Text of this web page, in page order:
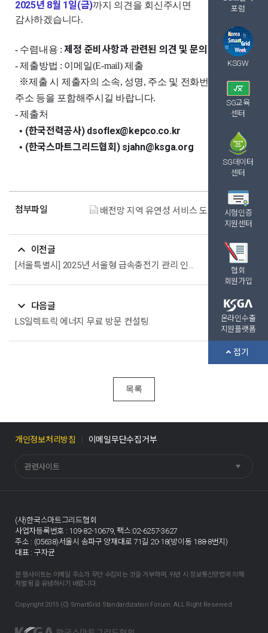
포럼
KSGW
SG교육
센터
SG데이터
센터
시험인증
지원센터
협회
회원가입
온라인수출
지원플랫폼
접기
2025년 8월 1일(금)까지 의견을 회신주시면
감사하겠습니다.
- 수렴내용 :제정 준비사항과 관련된 의견 및 문의사항
- 제출방법 : 이메일(E-mail) 제출
※제출 시 제출자의 소속, 성명, 주소 및 전화번호, 이메일
주소 등을 포함해주시길 바랍니다.
- 제출처
• (한국전력공사) dsoflex@kepco.co.kr
• (한국스마트그리드협회) sjahn@ksga.org
첨부파일 배전망 지역 유연성 서비스 도입을 위한 운영 규칙 및 DSO-VPP간 시스템 연계기준 제정 관련파일.zip (15.5M)
이전글
[서울특별시] 2025년 서울형 급속충전기 관리 인증제 인증 참여신청 공고(2025.06.26~07.11)
다음글
LS일렉트릭 에너지 무료 방문 컨설팅
목록
개인정보처리방침 이메일무단수집거부
관련사이트
(사)한국스마트그리드협회
사업자등록번호 : 109-82-10679, 팩스:02-6257-3627
주소 : (05638)서울시 송파구 양재대로 71길 20-18(방이동 188-8번지)
대표 : 구자균
본 웹사이트는 이메일 주소가 무단 수집되는 것을 거부하며, 위반 시 정보통신망법에 의해
처벌 됨을 유념하시기 바랍니다.
Copyright 2015 (C) SmartGrid Standardization Forum. ALL Right Reserved.